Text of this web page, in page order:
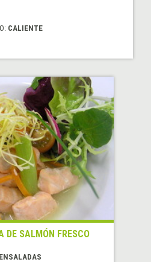
CALIENTE
DE SALMÓN FRESCO